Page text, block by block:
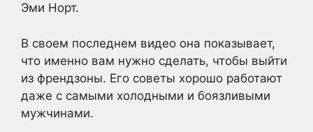
Эми Норт.
В своем последнем видео она показывает,
что именно вам нужно сделать, чтобы выйти
из френдзоны. Его советы хорошо работают
даже с самыми холодными и боязливыми
мужчинами.